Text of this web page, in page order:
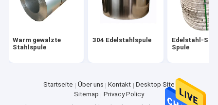
Warm gewalzte
Stahlspule
304 Edelstahlspule
Edelstahl-
Spule
Startseite Über uns Kontakt
Desktop Site
Sitemap
Privacy Policy